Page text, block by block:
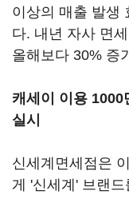
이상의 매출 발생
다. 내년 자사 면
올해보다 30% 증
캐세이 이용 1000
실시
신세계면세점은
게 '신세계' 브랜